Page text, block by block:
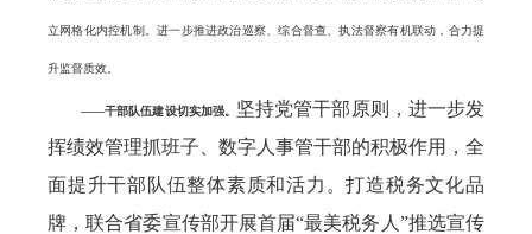
立网格化内控机制。进一步推进政治巡察、综合督查、执法督察有机联动，合力提
升监督质效。
——干部队伍建设切实加强。 坚持党管干部原则，进一步发
挥绩效管理抓班子、数字人事管干部的积极作用，全
面提升干部队伍整体素质和活力。打造税务文化品
牌，联合省委宣传部开展首届“最美税务人”推选宣传